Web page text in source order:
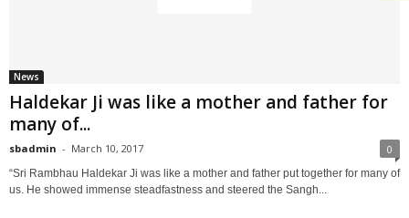
News
Haldekar Ji was like a mother and father for
many of...
sbadmin - March 10, 2017 0
“Sri Rambhau Haldekar Ji was like a mother and father put together for many of
us. He showed immense steadfastness and steered the Sangh...